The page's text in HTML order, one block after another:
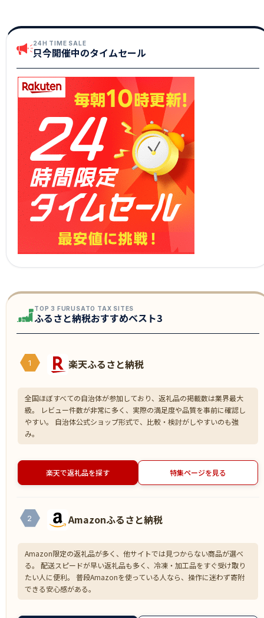
24H TIME SALE
只今開催中のタイムセール
TOP 3 FURUSATO TAX SITES
ふるさと納税おすすめベスト3
1 楽天ふるさと納税
全国ほぼすべての自治体が参加しており、返礼品の掲載数は業界最大
級。 レビュー件数が非常に多く、実際の満足度や品質を事前に確認し
やすい。 自治体公式ショップ形式で、比較・検討がしやすいのも強
み。
楽天で返礼品を探す 特集ページを見る
2 Amazonふるさと納税
Amazon限定の返礼品が多く、他サイトでは見つからない商品が選べ
る。 配送スピードが早い返礼品も多く、冷凍・加工品をすぐ受け取り
たい人に便利。 普段Amazonを使っている人なら、操作に迷わず寄附
できる安心感がある。